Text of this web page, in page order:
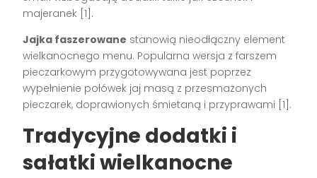
majeranek [1].
Jajka faszerowane stanowią nieodłączny element
wielkanocnego menu. Popularna wersja z farszem
pieczarkowym przygotowywana jest poprzez
wypełnienie połówek jaj masą z przesmażonych
pieczarek, doprawionych śmietaną i przyprawami [1].
Tradycyjne dodatki i
sałatki wielkanocne